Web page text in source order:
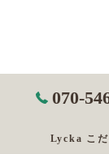
070-
Lycka こだ